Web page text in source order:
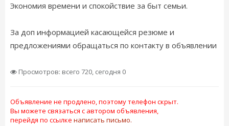
Экономия времени и спокойствие за быт семьи.
За доп информацией касающейся резюме и
предложениями обращаться по контакту в объявлении
Просмотров: всего 720, сегодня 0
Объявление не продлено, поэтому телефон скрыт.
Вы можете связаться с автором объявления,
перейдя по ссылке написать письмо.